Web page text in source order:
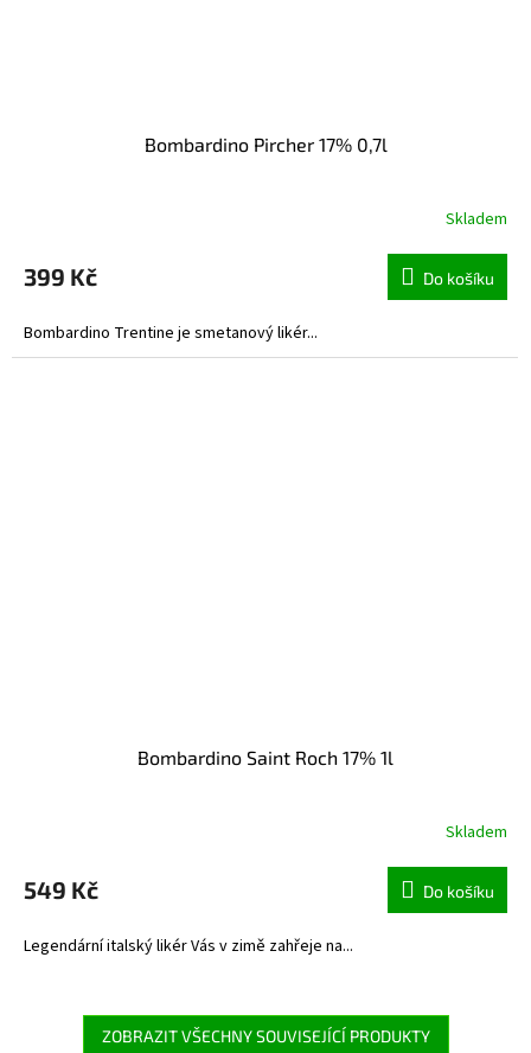
Bombardino Pircher 17% 0,7l
Skladem
399 Kč Do košíku
Bombardino Trentine je smetanový likér...
Bombardino Saint Roch 17% 1l
Skladem
549 Kč Do košíku
Legendární italský likér Vás v zimě zahřeje na...
ZOBRAZIT VŠECHNY SOUVISEJÍCÍ PRODUKTY